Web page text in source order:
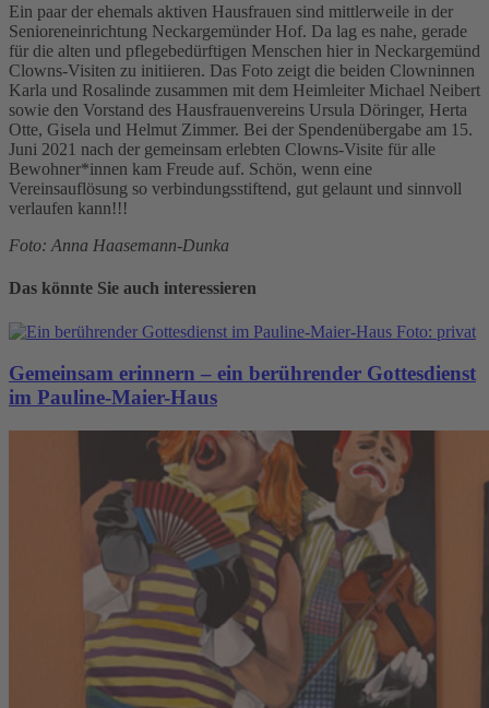
Ein paar der ehemals aktiven Hausfrauen sind mittlerweile in der
Senioreneinrichtung Neckargemünder Hof. Da lag es nahe, gerade
für die alten und pflegebedürftigen Menschen hier in Neckargemünd
Clowns-Visiten zu initiieren. Das Foto zeigt die beiden Clowninnen
Karla und Rosalinde zusammen mit dem Heimleiter Michael Neibert
sowie den Vorstand des Hausfrauenvereins Ursula Döringer, Herta
Otte, Gisela und Helmut Zimmer. Bei der Spendenübergabe am 15.
Juni 2021 nach der gemeinsam erlebten Clowns-Visite für alle
Bewohner*innen kam Freude auf. Schön, wenn eine
Vereinsauflösung so verbindungsstiftend, gut gelaunt und sinnvoll
verlaufen kann!!!
Foto: Anna Haasemann-Dunka
Das könnte Sie auch interessieren
Gemeinsam erinnern – ein berührender Gottesdienst
im Pauline-Maier-Haus